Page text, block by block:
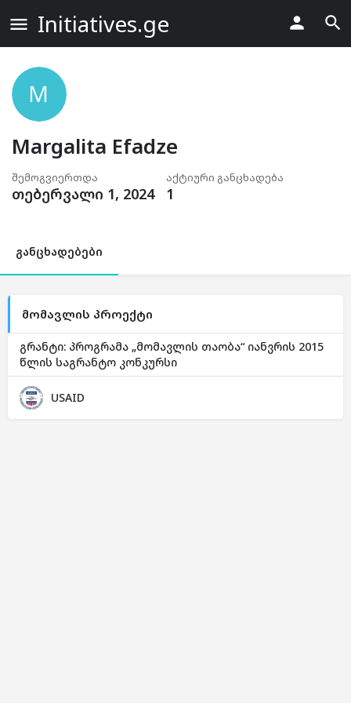
Initiatives.ge
Margalita Efadze
შემოგვიერთდა
თებერვალი 1, 2024
აქტიური განცხადება
1
განცხადებები
მომავლის პროექტი
გრანტი: პროგრამა „მომავლის თაობა“ იანვრის 2015
წლის საგრანტო კონკურსი
USAID